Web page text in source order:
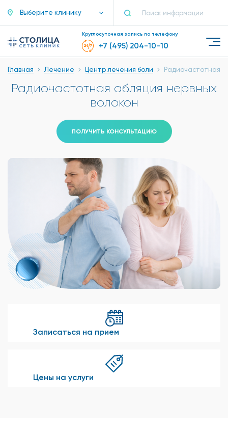
Выберите клинику
Круглосуточная запись по телефону
+7 (495) 204-10-10
Главная Лечение Центр лечения боли Радиочастотная
Радиочастотная абляция нервных
волокон
ПОЛУЧИТЬ КОНСУЛЬТАЦИЮ
Записаться на прием
Цены на услуги